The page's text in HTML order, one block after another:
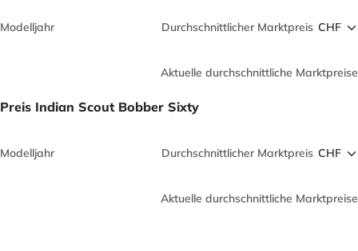
Modelljahr Durchschnittlicher Marktpreis
Aktuelle durchschnittliche Marktpreise
Preis Indian Scout Bobber Sixty
Modelljahr Durchschnittlicher Marktpreis
Aktuelle durchschnittliche Marktpreise